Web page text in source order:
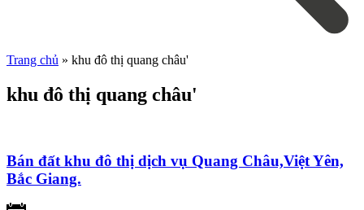
Trang chủ » khu đô thị quang châu'
khu đô thị quang châu'
Bán đất khu đô thị dịch vụ Quang Châu,Việt Yên,
Bắc Giang.